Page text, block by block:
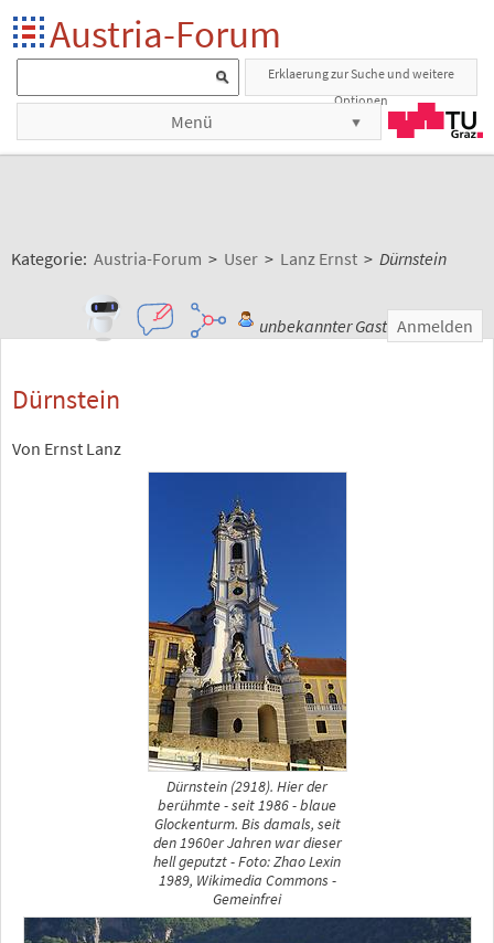
Austria-Forum
Erklaerung zur Suche und weitere
Optionen
Menü
Kategorie: Austria-Forum > User > Lanz Ernst > Dürnstein
unbekannter Gast Anmelden
Dürnstein
Von Ernst Lanz
Dürnstein (2918). Hier der
berühmte - seit 1986 - blaue
Glockenturm. Bis damals, seit
den 1960er Jahren war dieser
hell geputzt - Foto: Zhao Lexin
1989, Wikimedia Commons -
Gemeinfrei